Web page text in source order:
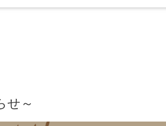
せ～